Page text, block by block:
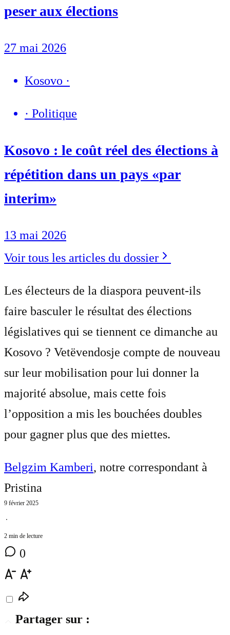
peser aux élections
27 mai 2026
Kosovo ·
· Politique
Kosovo : le coût réel des élections à
répétition dans un pays «par
interim»
13 mai 2026
Voir tous les articles du dossier
Les électeurs de la diaspora peuvent-ils
faire basculer le résultat des élections
législatives qui se tiennent ce dimanche au
Kosovo ? Vetëvendosje compte de nouveau
sur leur mobilisation pour lui donner la
majorité absolue, mais cette fois
l’opposition a mis les bouchées doubles
pour gagner plus que des miettes.
Belgzim Kamberi, notre correspondant à
Pristina
9 février 2025
⋅
2 min de lecture
0
Partager sur :